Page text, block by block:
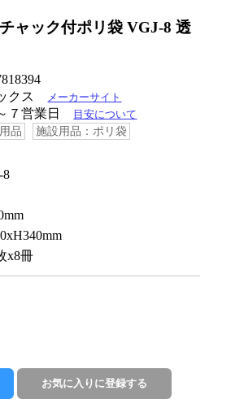
ャック付ポリ袋 VGJ-8 透
クス
メーカーサイト
７営業日 目安について
品 施設用品：ポリ袋
8
x8冊